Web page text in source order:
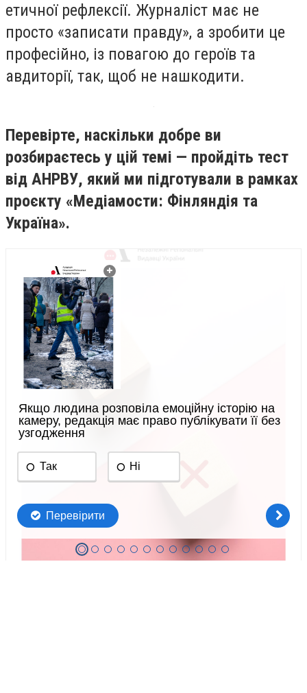
етичної рефлексії. Журналіст має не
просто «записати правду», а зробити це
професійно, із повагою до героїв та
авдиторії, так, щоб не нашкодити.
Перевірте, наскільки добре ви
розбираєтесь у цій темі — пройдіть тест
від АНРВУ, який ми підготували в рамках
проєкту «Медіамости: Фінляндія та
Україна».